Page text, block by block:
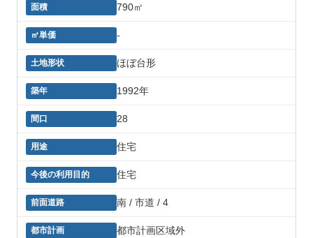
790㎡
-
ほぼ台形
1992年
28
住宅
住宅
南 / 市道 / 4
都市計画区域外